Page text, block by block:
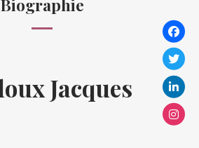
Biographie
Jacques